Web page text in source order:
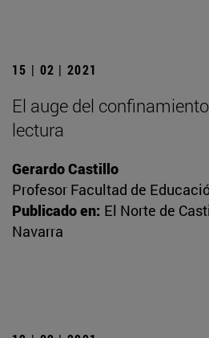
15 | 02 | 2021
El auge del
lectura
Gerardo Castillo
Profesor Facultad de
Publicado en: El Norte de
Navarra